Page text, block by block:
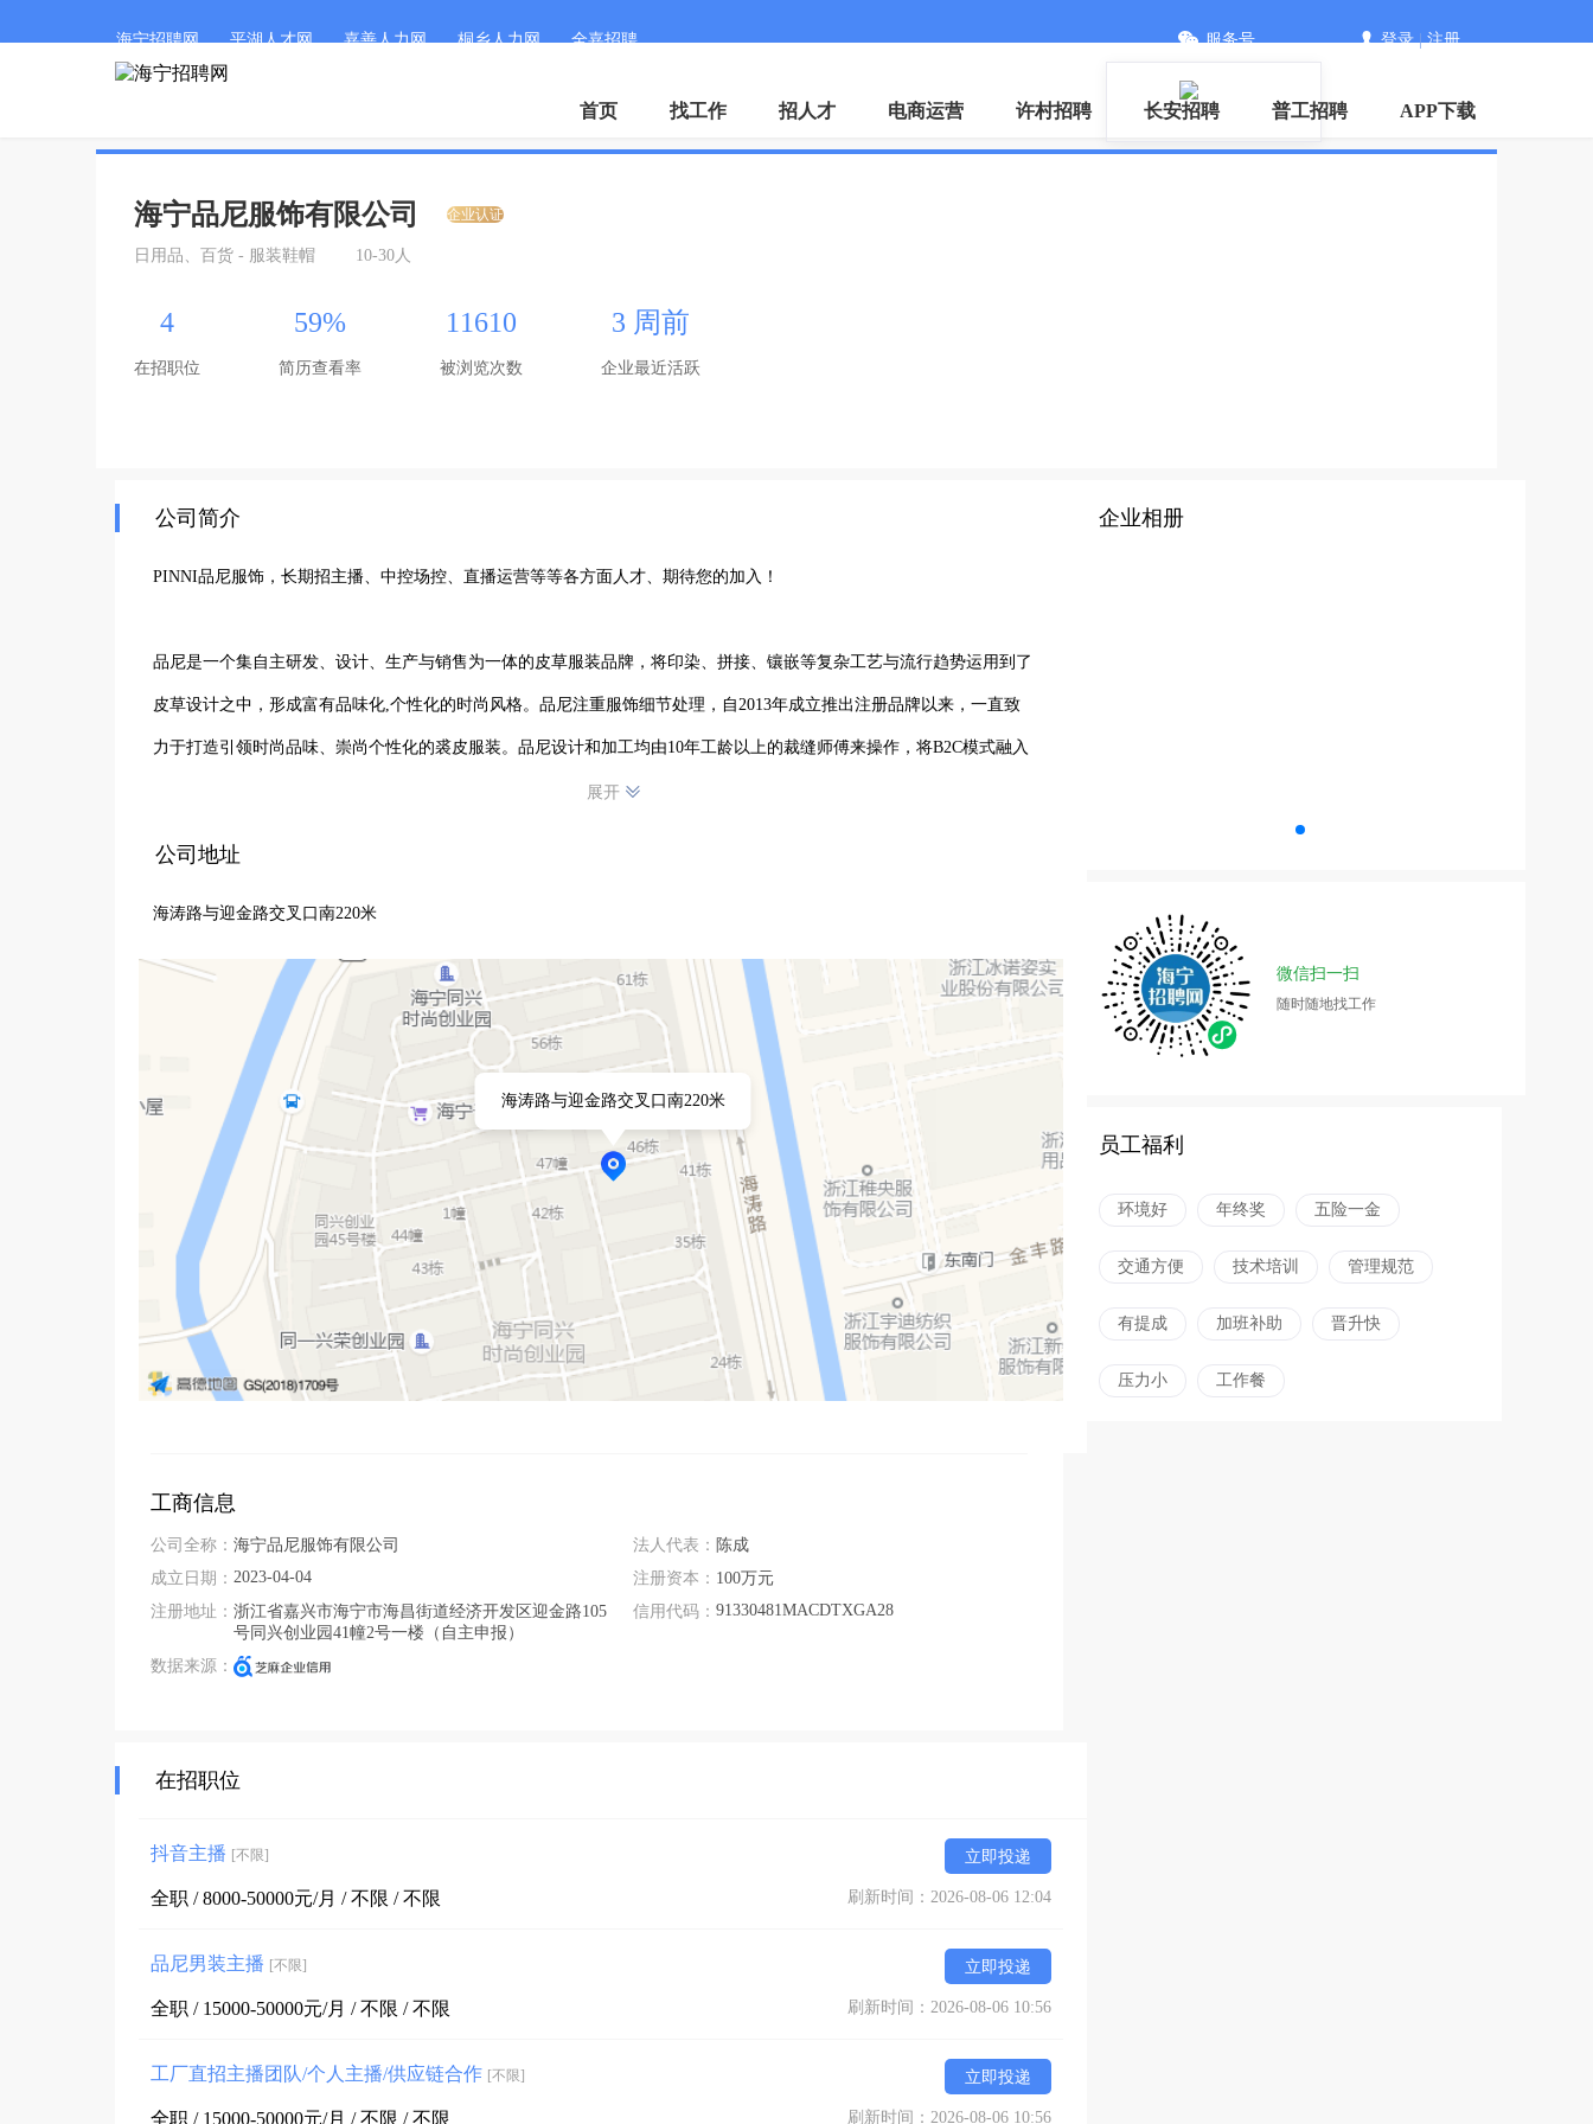
海宁招聘网 平湖人才网 嘉善人力网 桐乡人力网 全嘉招聘
手机客户端 微信
服务号 登录|注册
首页 找工作 招人才 电商运营 许村招聘 长安招聘 普工招聘 APP下载
海宁品尼服饰有限公司 企业认证
日用品、百货 - 服装鞋帽 10-30人
4
在招职位
59%
简历查看率
11610
被浏览次数
3 周前
企业最近活跃
公司简介
PINNI品尼服饰，长期招主播、中控场控、直播运营等等各方面人才、期待您的加入！
品尼是一个集自主研发、设计、生产与销售为一体的皮草服装品牌，将印染、拼接、镶嵌等复杂工艺与流行趋势运用到了
皮草设计之中，形成富有品味化,个性化的时尚风格。品尼注重服饰细节处理，自2013年成立推出注册品牌以来，一直致
力于打造引领时尚品味、崇尚个性化的裘皮服装。品尼设计和加工均由10年工龄以上的裁缝师傅来操作，将B2C模式融入
生活场景中，配备专业的质监部门、电商部门、售后部门。品尼多元化搭配而又不失经典的着装理念和裘皮文化，致力于
展开
公司地址
海涛路与迎金路交叉口南220米
海涛路与迎金路交叉口南220米
工商信息
公司全称： 海宁品尼服饰有限公司
成立日期： 2023-04-04
注册地址： 浙江省嘉兴市海宁市海昌街道经济开发区迎金路105
号同兴创业园41幢2号一楼（自主申报）
数据来源：
法人代表： 陈成
注册资本： 100万元
信用代码： 91330481MACDTXGA28
在招职位
抖音主播 [不限] 立即投递
全职 / 8000-50000元/月 / 不限 / 不限 刷新时间：2026-08-06 12:04
品尼男装主播 [不限] 立即投递
全职 / 15000-50000元/月 / 不限 / 不限 刷新时间：2026-08-06 10:56
工厂直招主播团队/个人主播/供应链合作 [不限] 立即投递
全职 / 15000-50000元/月 / 不限 / 不限 刷新时间：2026-08-06 10:56
企业相册
微信扫一扫
随时随地找工作
员工福利
环境好 年终奖 五险一金
交通方便 技术培训 管理规范
有提成 加班补助 晋升快
压力小 工作餐